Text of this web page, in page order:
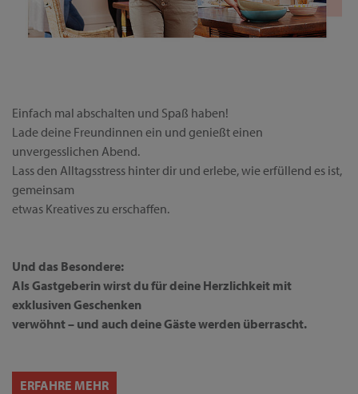
Einfach mal abschalten und Spaß haben!
Lade deine Freundinnen ein und genießt einen
unvergesslichen Abend.
Lass den Alltagsstress hinter dir und erlebe, wie erfüllend es ist,
gemeinsam
etwas Kreatives zu erschaffen.
Und das Besondere:
Als Gastgeberin wirst du für deine Herzlichkeit mit
exklusiven Geschenken
verwöhnt – und auch deine Gäste werden überrascht.
ERFAHRE MEHR